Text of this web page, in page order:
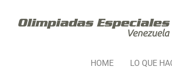
HOME LO QUE